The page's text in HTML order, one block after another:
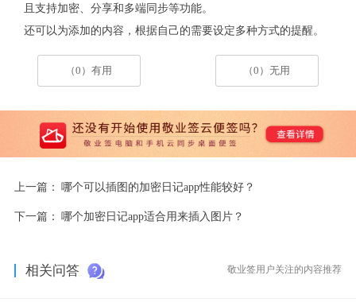
且支持加密、分享和多端同步等功能。
还可以为添加的内容，根据自己的需要设定多种方式的提醒。
（0）有用 （0）无用
上一篇： 哪个可以插图的加密日记app性能较好？
下一篇： 哪个加密日记app适合用来插入图片？
相关问答 敬业签用户关注的内容推荐